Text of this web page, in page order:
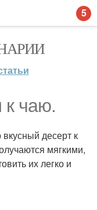
чаю.
десерт к
мягкими,
их легко и
5